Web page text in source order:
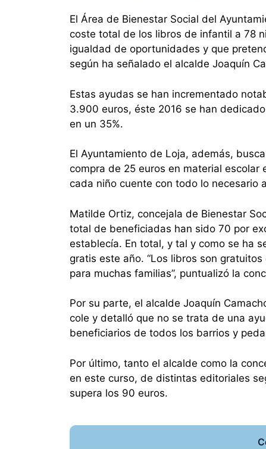
El Área de Bienestar Social del
coste total de los libros de infantil a 78
igualdad de oportunidades y que
según ha señalado el alcalde Joaquín
Estas ayudas se han incrementado
3.900 euros, éste 2016 se han
en un 35%.
El Ayuntamiento de Loja, además,
compra de 25 euros en material
cada niño cuente con todo lo necesario
Matilde Ortiz, concejala de Bienestar
total de beneficiadas han sido 70 por
establecía. En total, y tal y como se ha
gratis este año. “Los libros son
para muchas familias”, puntualizó la
Por su parte, el alcalde Joaquín
cole y detalló que no se trata de una
beneficiarios de todos los barrios y
Por último, tanto el alcalde como la
en este curso, de distintas editoriales
supera los 90 euros.